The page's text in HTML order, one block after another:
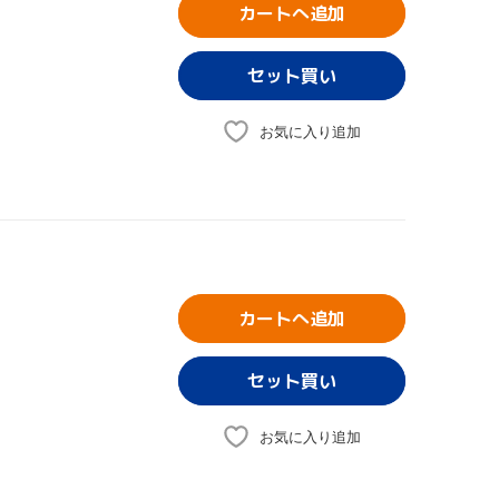
カートへ追加
お気に入り追加
カートへ追加
お気に入り追加